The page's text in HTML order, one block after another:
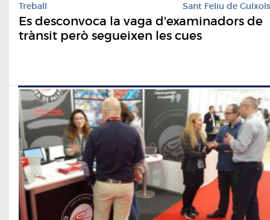
Treball Sant Feliu de Guíxols
Es desconvoca la vaga d'examinadors de
trànsit però segueixen les cues